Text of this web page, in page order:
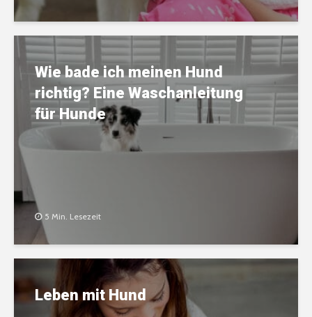
Wie bade ich meinen Hund
richtig? Eine Waschanleitung
für Hunde
5 Min. Lesezeit
Leben mit Hund